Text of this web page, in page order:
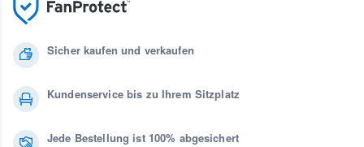
Sicher kaufen und verkaufen
Kundenservice bis zu Ihrem Sitzplatz
Jede Bestellung ist 100% abgesichert